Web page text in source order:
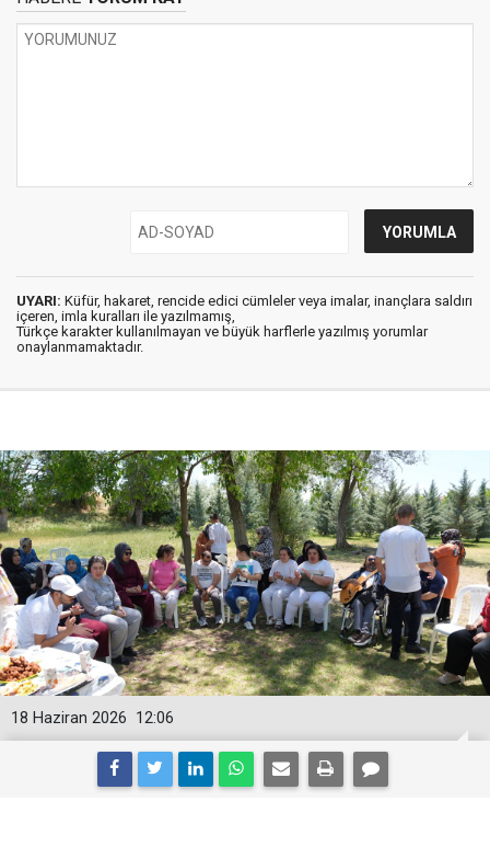
UYARI: Küfür, hakaret, rencide edici cümleler veya imalar, inançlara saldırı
içeren, imla kuralları ile yazılmamış,
Türkçe karakter kullanılmayan ve büyük harflerle yazılmış yorumlar
onaylanmamaktadır.
12:06
18 Haziran 2026